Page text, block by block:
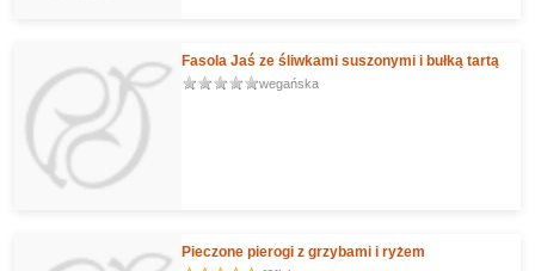
Fasola Jaś ze śliwkami suszonymi i bułką tartą
wegańska
Pieczone pierogi z grzybami i ryżem